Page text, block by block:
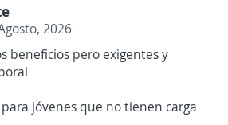
2026
beneficios pero exigentes y
jóvenes que no tienen carga